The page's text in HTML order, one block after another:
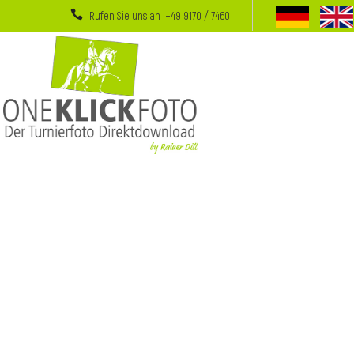
Rufen Sie uns an +49 9170 / 7460